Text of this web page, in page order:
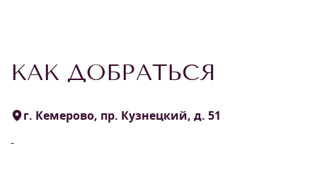
КАК ДОБРАТЬСЯ
г. Кемерово, пр. Кузнецкий, д. 51
-